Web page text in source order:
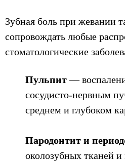
Зубная боль при жевании
сопровождать любые
стоматологические
Пульпит—
сосудисто-нервным
среднем и глубоком
Пародонтит и
околозубных тканей и